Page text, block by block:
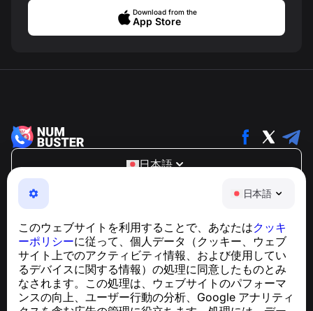
日本語
このウェブサイトを利用することで、あなたはクッキ
ーポリシーに従って、個人データ（クッキー、ウェブ
サイト上でのアクティビティ情報、および使用してい
るデバイスに関する情報）の処理に同意したものとみ
なされます。この処理は、ウェブサイトのパフォーマ
ンスの向上、ユーザー行動の分析、Google アナリティ
Download from the
App Store
日本語
NumBuster © 2013—2026 ·
support@numbuster.com
電話詐欺、スパム、不審なメッセージからあなたを守る、
GDPR準拠に関するお問い合わせ：
support@numbuster.com
ヘルプセンター
ニュースと記事